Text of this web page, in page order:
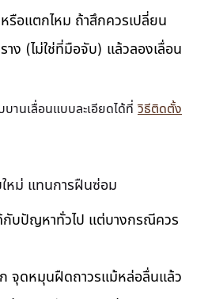
รือแตกไหม ถ้าสึกควรเปลี่ยน
ง (ไม่ใช่ที่มือจับ) แล้วลองเลื่อน
านเลื่อนแบบละเอียดได้ที่ วิธีติดตั้ง
ใหม่ แทนการฝืนซ่อม
จุดหมุนฝืดถาวรแม้หล่อลื่นแล้ว